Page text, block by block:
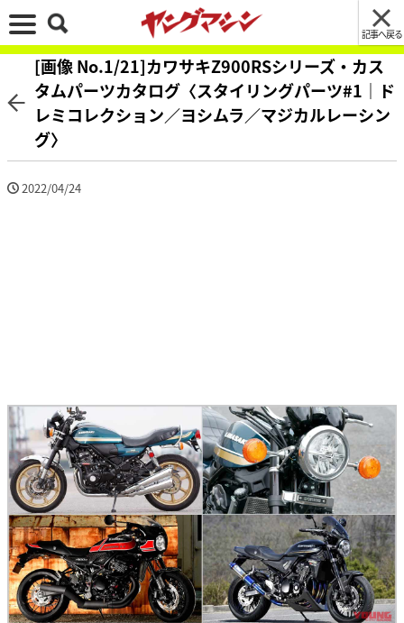
記事へ戻る
[画像 No.1/21]カワサキZ900RSシリーズ・カス
タムパーツカタログ〈スタイリングパーツ#1｜ド
レミコレクション／ヨシムラ／マジカルレーシン
グ〉
2022/04/24